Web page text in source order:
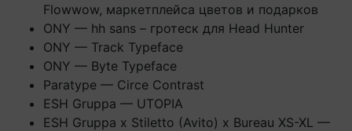
Flowwow, маркетплейса цветов и подарков
ONY — hh sans – гротеск для Head Hunter
ONY — Track Typeface
ONY — Byte Typeface
Paratype — Circe Contrast
ESH Gruppa — UTOPIA
ESH Gruppa x Stiletto (Avito) x Bureau XS-XL —